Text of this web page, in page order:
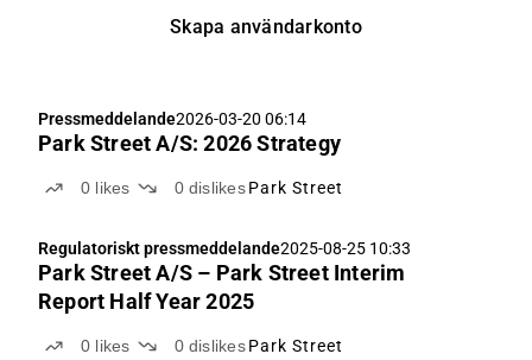
Skapa användarkonto
Pressmeddelande2026-03-20 06:14
Park Street A/S: 2026 Strategy
0 likes 0 dislikes Park Street
Regulatoriskt pressmeddelande2025-08-25 10:33
Park Street A/S – Park Street Interim
Report Half Year 2025
0 likes 0 dislikes Park Street